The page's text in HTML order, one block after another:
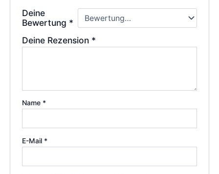
Deine
Bewertung *
Deine Rezension *
Name *
E-Mail *